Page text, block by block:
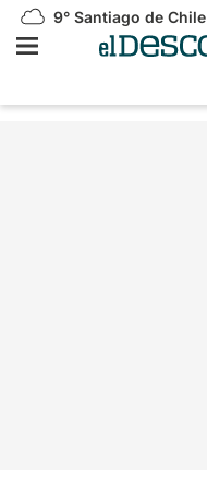
9° Santiago de Chile